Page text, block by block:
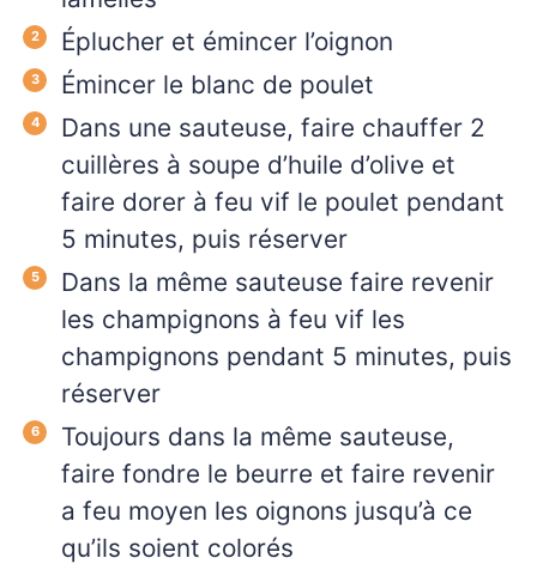
Éplucher et émincer l’oignon
Émincer le blanc de poulet
Dans une sauteuse, faire chauffer 2
cuillères à soupe d’huile d’olive et
faire dorer à feu vif le poulet pendant
5 minutes, puis réserver
Dans la même sauteuse faire revenir
les champignons à feu vif les
champignons pendant 5 minutes, puis
réserver
Toujours dans la même sauteuse,
faire fondre le beurre et faire revenir
a feu moyen les oignons jusqu’à ce
qu’ils soient colorés